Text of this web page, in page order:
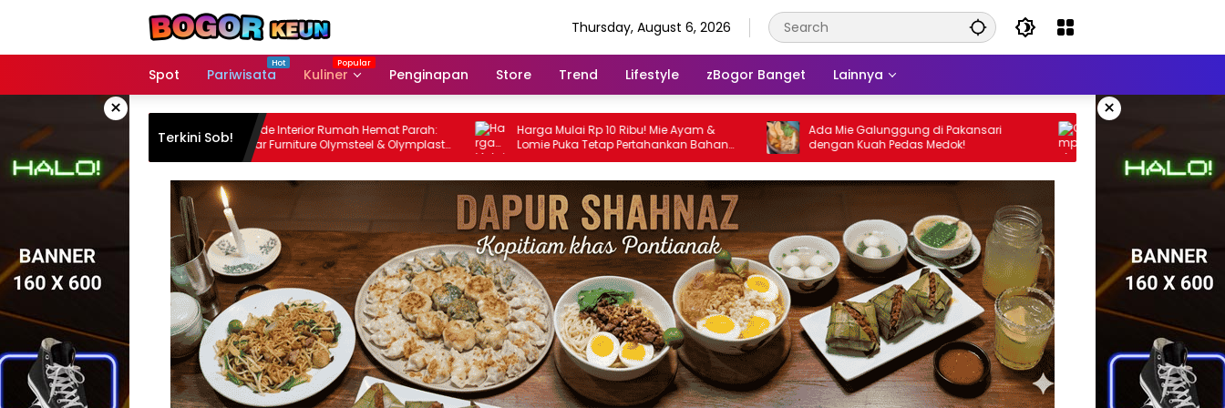
Thursday, August 6, 2026
Spot Pariwisata Kuliner Penginapan Store Trend Lifestyle zBogor Banget Lainnya
× ×
Terkini Sob!
Dekat
Upgrade Interior Rumah Hemat Parah:
Bazaar Furniture Olymsteel & Olymplast
Hadir di ADA Swalayan Bogor
Harga Mulai Rp 10 Ribu! Mie Ayam &
Lomie Puka Tetap Pertahankan Bahan
Berkualitas
Ada Mie Galunggung di Pakansari
dengan Kuah Pedas Medok!
Olymplast: Awet Furniturnya, Banyak
Untungnya! Ada Bonus Voucher Hingga
Rp125 Ribu di Mitra Lumaga Furniture